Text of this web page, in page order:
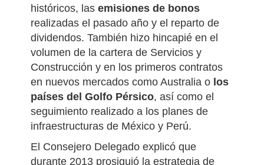
históricos, lasemisiones de bonos
realizadas el pasado año y el reparto de
dividendos. También hizo hincapié en el
volumen de la cartera de Servicios y
Construcción y en los primeros contratos
en nuevos mercados como Australia o los
países del Golfo Pérsico, así como el
seguimiento realizado a los planes de
infraestructuras de México y Perú.
El Consejero Delegado explicó que
durante 2013 prosiguió la estrategia de